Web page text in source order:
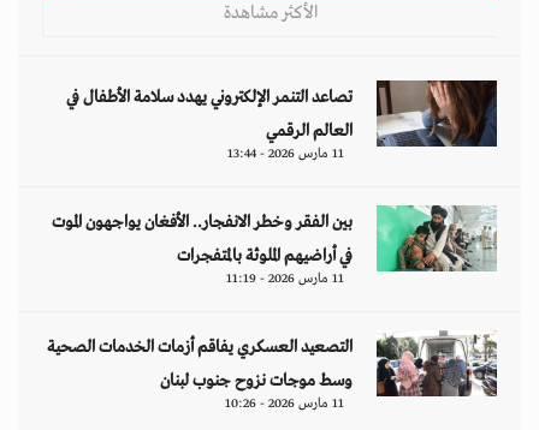
الأكثر مشاهدة
تصاعد التنمر الإلكتروني يهدد سلامة الأطفال في
العالم الرقمي
11 مارس 2026 - 13:44
بين الفقر وخطر الانفجار.. الأفغان يواجهون الموت
في أراضيهم الملوثة بالمتفجرات
11 مارس 2026 - 11:19
التصعيد العسكري يفاقم أزمات الخدمات الصحية
وسط موجات نزوح جنوب لبنان
11 مارس 2026 - 10:26